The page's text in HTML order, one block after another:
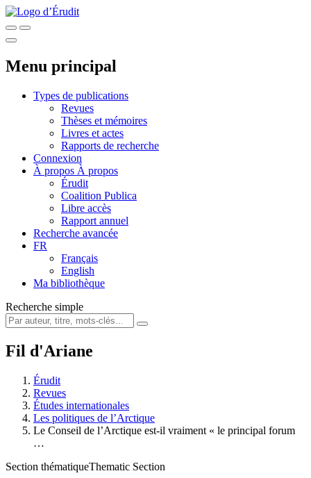
Menu principal
Types de publications
Revues
Thèses et mémoires
Livres et actes
Rapports de recherche
Connexion
À propos À propos
Érudit
Coalition Publica
Libre accès
Rapport annuel
Recherche avancée
FR
Français
English
Ma bibliothèque
Recherche simple
Fil d'Ariane
Érudit
Revues
Études internationales
Les politiques de l’Arctique
Le Conseil de l’Arctique est-il vraiment « le principal forum
…
Section thématiqueThematic Section